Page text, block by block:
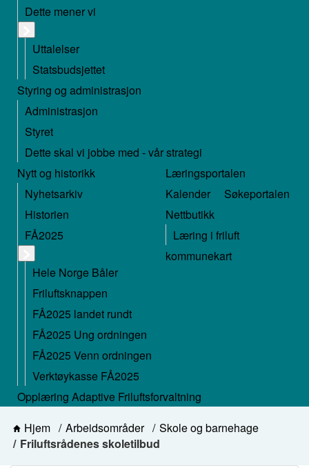
Dette mener vi
Uttalelser
Statsbudsjettet
Styring og administrasjon
Administrasjon
Styret
Dette skal vi jobbe med - vår strategi
Nytt og historikk
Nyhetsarkiv
Historien
FÅ2025
Hele Norge Båler
Friluftsknappen
FÅ2025 landet rundt
FÅ2025 Ung ordningen
FÅ2025 Venn ordningen
Verktøykasse FÅ2025
Læringsportalen
Kalender
Søkeportalen
Nettbutikk
Læring i friluft
kommunekart
Opplæring Adaptive Friluftsforvaltning
Hjem
Arbeidsområder
Skole og barnehage
Friluftsrådenes skoletilbud